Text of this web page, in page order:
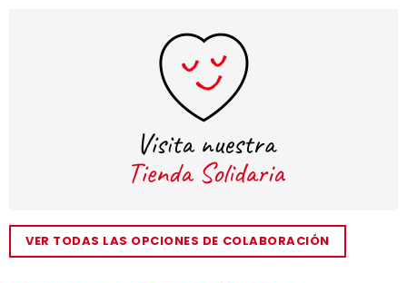
VER TODAS LAS OPCIONES DE COLABORACIÓN